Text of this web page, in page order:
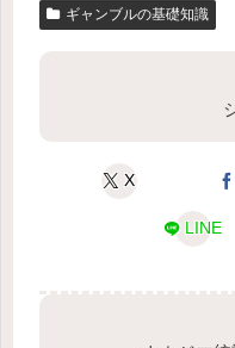
ギャンブルの基礎知識
X
LINE